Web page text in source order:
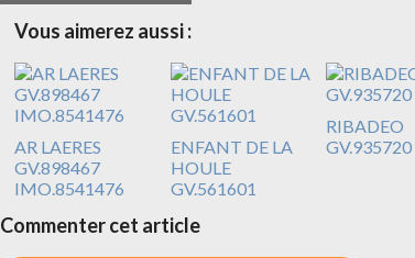
Vous aimerez aussi :
AR LAERES
GV.898467
IMO.8541476
ENFANT DE LA
HOULE
GV.561601
RIBADEO
GV.935720
Commenter cet article